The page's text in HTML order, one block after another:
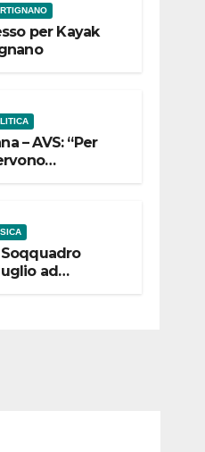
per Kayak
– AVS: “Per
ad